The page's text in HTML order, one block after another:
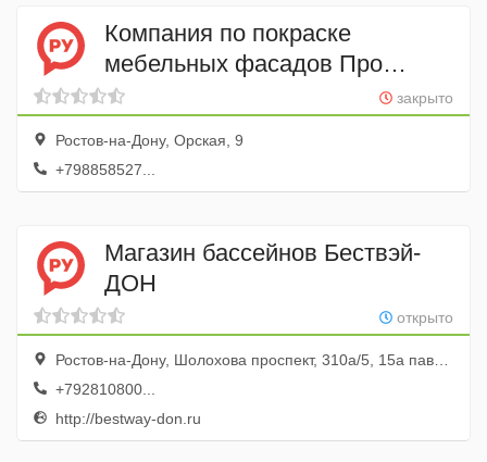
Компания по покраске
мебельных фасадов Про
фасад
закрыто
Ростов-на-Дону, Орская, 9
+798858527...
Магазин бассейнов Бествэй-
ДОН
открыто
Ростов-на-Дону, Шолохова проспект, 310а/5, 15а павильон
+792810800...
http://bestway-don.ru